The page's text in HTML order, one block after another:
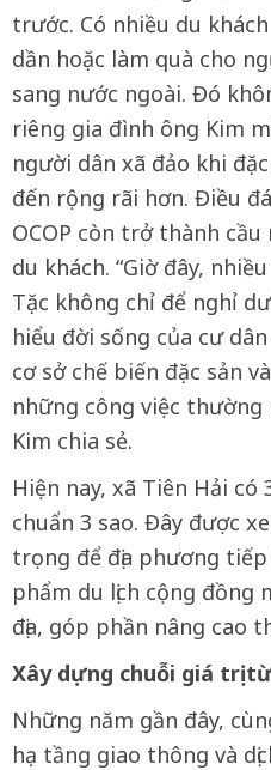
trước. Có nhiều du
dần hoặc làm quà cho
sang nước ngoài. Đó
riêng gia đình ông Kim
người dân xã đảo khi
đến rộng rãi hơn. Điều
OCOP còn trở thành
du khách. “Giờ đây,
Tặc không chỉ để nghỉ
hiểu đời sống của cư
cơ sở chế biến đặc sản
những công việc thường
Kim chia sẻ.
Hiện nay, xã Tiên Hải có
chuẩn 3 sao. Đây được
trọng để địa phương
phẩm du lịch cộng đồng
địa, góp phần nâng cao
Xây dựng chuỗi giá trị từ
Những năm gần đây,
hạ tầng giao thông và